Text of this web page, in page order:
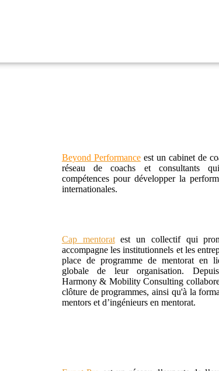
Beyond Performanceest un cabinet de
réseau de coachs et consultants
compétences pour développer la
internationales.
Cap mentoratest un collectif qui
accompagne les institutionnels et les
place de programme de mentorat en
globale de leur organisation.
Harmony & Mobility Consulting
clôture de programmes, ainsi qu'à la
mentors et d’ingénieurs en mentorat.